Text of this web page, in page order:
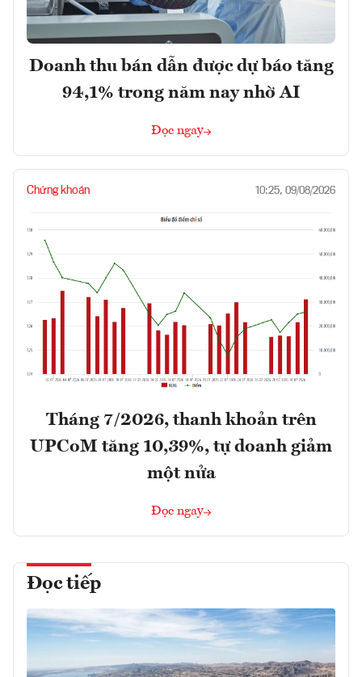
Doanh thu bán dẫn được dự báo tăng
94,1% trong năm nay nhờ AI
Đọc ngay
Chứng khoán 10:25, 09/08/2026
Tháng 7/2026, thanh khoản trên
UPCoM tăng 10,39%, tự doanh giảm
một nửa
Đọc ngay
Đọc tiếp